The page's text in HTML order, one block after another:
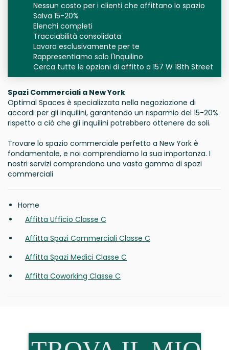
Nessun costo per i clienti che affittano lo spazio
Salva 15-20%
Elenchi completi
Tracciabilità consolidata
Lavora esclusivamente per te
Rappresentiamo solo l'Inquilino
Cerca tutte le opzioni di affitto a 157 W 18th Street
Spazi Commerciali a New York
Optimal Spaces è specializzata nella negoziazione di
accordi per gli inquilini, garantendo un risparmio del 15-20%
rispetto a ciò che gli inquilini potrebbero ottenere da soli.
Trovare lo spazio commerciale perfetto a New York è
fondamentale, e noi comprendiamo la sua importanza. I
nostri servizi comprendono una vasta gamma di spazi
commerciali
Home
Affitta Ufficio Classe C
Affitta Spazi Commerciali Classe C
Affitta Spazi Medici Classe C
Affitta Coworking Classe C